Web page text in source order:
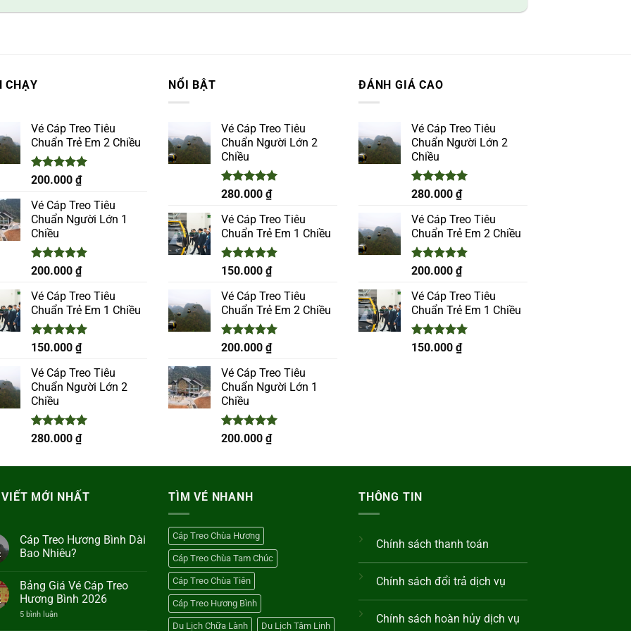
CHẠY
Vé Cáp Treo Tiêu
Chuẩn Trẻ Em 2 Chiều
Được xếp
5.00
5 sao
200.000 ₫
Vé Cáp Treo Tiêu
Chuẩn Người Lớn 1
Chiều
Được xếp
5.00
5 sao
200.000 ₫
Vé Cáp Treo Tiêu
Chuẩn Trẻ Em 1 Chiều
Được xếp
5.00
5 sao
150.000 ₫
Vé Cáp Treo Tiêu
Chuẩn Người Lớn 2
Chiều
Được xếp
5.00
280.000 ₫
NỔI BẬT
Vé Cáp Treo Tiêu
Chuẩn Người Lớn 2
Chiều
Được xếp
5.00
5 sao
280.000 ₫
Vé Cáp Treo Tiêu
Chuẩn Trẻ Em 1 Chiều
Được xếp
5.00
5 sao
150.000 ₫
Vé Cáp Treo Tiêu
Chuẩn Trẻ Em 2 Chiều
Được xếp
5.00
5 sao
200.000 ₫
Vé Cáp Treo Tiêu
Chuẩn Người Lớn 1
Chiều
Được xếp
5.00
200.000 ₫
ĐÁNH GIÁ CAO
Vé Cáp Treo Tiêu
Chuẩn Người Lớn 2
Chiều
Được xếp
5.00
5 sao
280.000 ₫
Vé Cáp Treo Tiêu
Chuẩn Trẻ Em 2 Chiều
Được xếp
5.00
5 sao
200.000 ₫
Vé Cáp Treo Tiêu
Chuẩn Trẻ Em 1 Chiều
Được xếp
5.00
150.000 ₫
MỚI NHẤT
Cáp Treo Hương Bình Dài
Bao Nhiêu?
bình
luận
ở
Cáp
Bảng Giá Vé Cáp Treo
Hương Bình 2026
5 bình luậnở
TÌM VÉ NHANH
Cáp Treo Chùa Hương
Cáp Treo Chùa Tam Chúc
Cáp Treo Chùa Tiên
Cáp Treo Hương Bình
Du Lịch Chữa Lành Du Lịch Tâm Linh
THÔNG TIN
Chính sách thanh toán
Chính sách đổi trả dịch vụ
Chính sách hoàn hủy dịch vụ